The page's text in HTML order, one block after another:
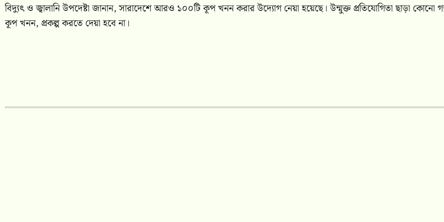
বিদ্যুৎ ও জ্বালানি উপদেষ্টা জানান, সারাদেশে আরও ১০০টি কূপ খনন করার উদ্যোগ নেয়া হয়েছে। উন্মুক্ত প্রতিযোগিতা ছাড়া কোনো
কূপ খনন, প্রকল্প করতে দেয়া হবে না।